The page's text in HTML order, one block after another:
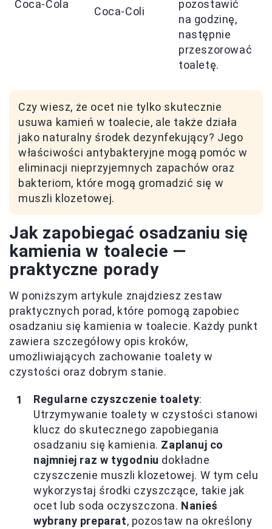
Coca-Cola
Coca-Coli
pozostawić
na godzinę,
następnie
przeszorować
toaletę.
Czy wiesz, że ocet nie tylko skutecznie
usuwa kamień w toalecie, ale także działa
jako naturalny środek dezynfekujący? Jego
właściwości antybakteryjne mogą pomóc w
eliminacji nieprzyjemnych zapachów oraz
bakteriom, które mogą gromadzić się w
muszli klozetowej.
Jak zapobiegać osadzaniu się
kamienia w toalecie —
praktyczne porady
W poniższym artykule znajdziesz zestaw
praktycznych porad, które pomogą zapobiec
osadzaniu się kamienia w toalecie. Każdy punkt
zawiera szczegółowy opis kroków,
umożliwiających zachowanie toalety w
czystości oraz dobrym stanie.
Regularne czyszczenie toalety:
Utrzymywanie toalety w czystości stanowi
klucz do skutecznego zapobiegania
osadzaniu się kamienia. Zaplanuj co
najmniej raz w tygodniu dokładne
czyszczenie muszli klozetowej. W tym celu
wykorzystaj środki czyszczące, takie jak
ocet lub soda oczyszczona. Nanieś
wybrany preparat, pozostaw na określony